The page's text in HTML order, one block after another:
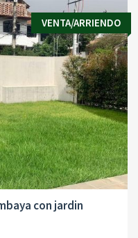
VENTA/ARRIENDO
con jardin